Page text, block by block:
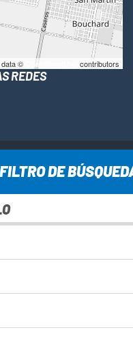
FILTRO DE
data © OpenStreetMap contributors
REDES